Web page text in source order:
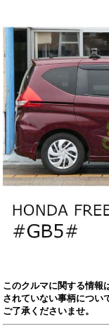
このクルマに関する情報
されていない事柄につい
ご了承くださいませ。